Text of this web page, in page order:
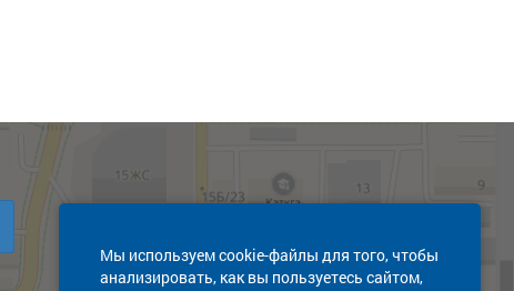
Мы используем cookie-файлы для того, чтобы
анализировать, как вы пользуетесь сайтом,